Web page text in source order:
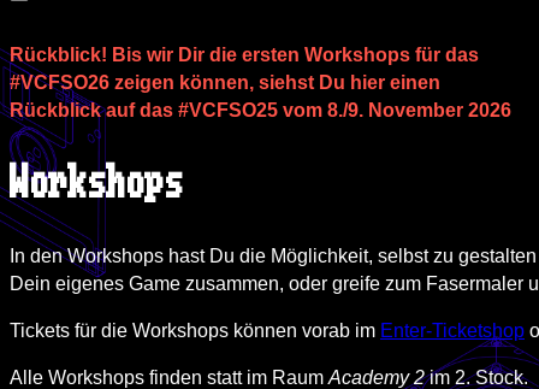
Rückblick! Bis wir Dir die ersten Workshops für das
#VCFSO26 zeigen können, siehst Du hier einen
Rückblick auf das #VCFSO25 vom 8./9. November 2026
Workshops
In den Workshops hast Du die Möglichkeit, selbst zu
Dein eigenes Game zusammen, oder greife zum Fasermaler
Tickets für die Workshops können vorab im Enter-Ticketshop
Alle Workshops finden statt im Raum Academy 2im 2. Stock.